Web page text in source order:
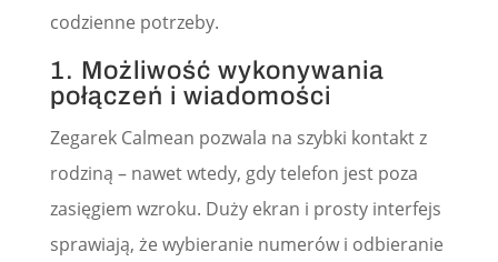
codzienne potrzeby.
1. Możliwość wykonywania
połączeń i wiadomości
Zegarek Calmean pozwala na szybki kontakt z
rodziną – nawet wtedy, gdy telefon jest poza
zasięgiem wzroku. Duży ekran i prosty interfejs
sprawiają, że wybieranie numerów i odbieranie